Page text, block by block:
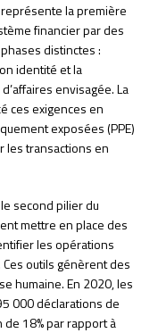
la première
financier par des
distinctes :
identité et la
envisagée. La
ces exigences en
exposées (PPE)
les transactions en
second pilier du
mettre en place des
les opérations
outils génèrent des
humaine. En 2020, les
000 déclarations de
de 18% par rapport à